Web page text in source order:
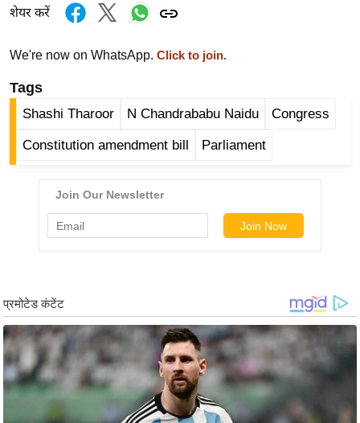
ली
ड
हॉ
ली
ड
r
e
a
k
i
शेयर करें
We're now on WhatsApp. Click to join.
Tags
Shashi Tharoor N Chandrababu Naidu Congress
Constitution amendment bill Parliament